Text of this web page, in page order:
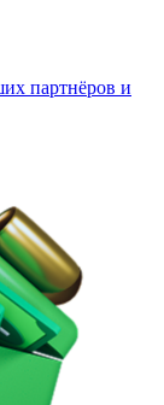
партнёров и